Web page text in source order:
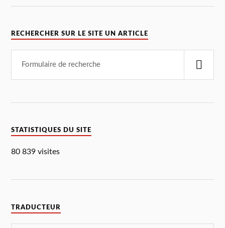
RECHERCHER SUR LE SITE UN ARTICLE
STATISTIQUES DU SITE
80 839 visites
TRADUCTEUR